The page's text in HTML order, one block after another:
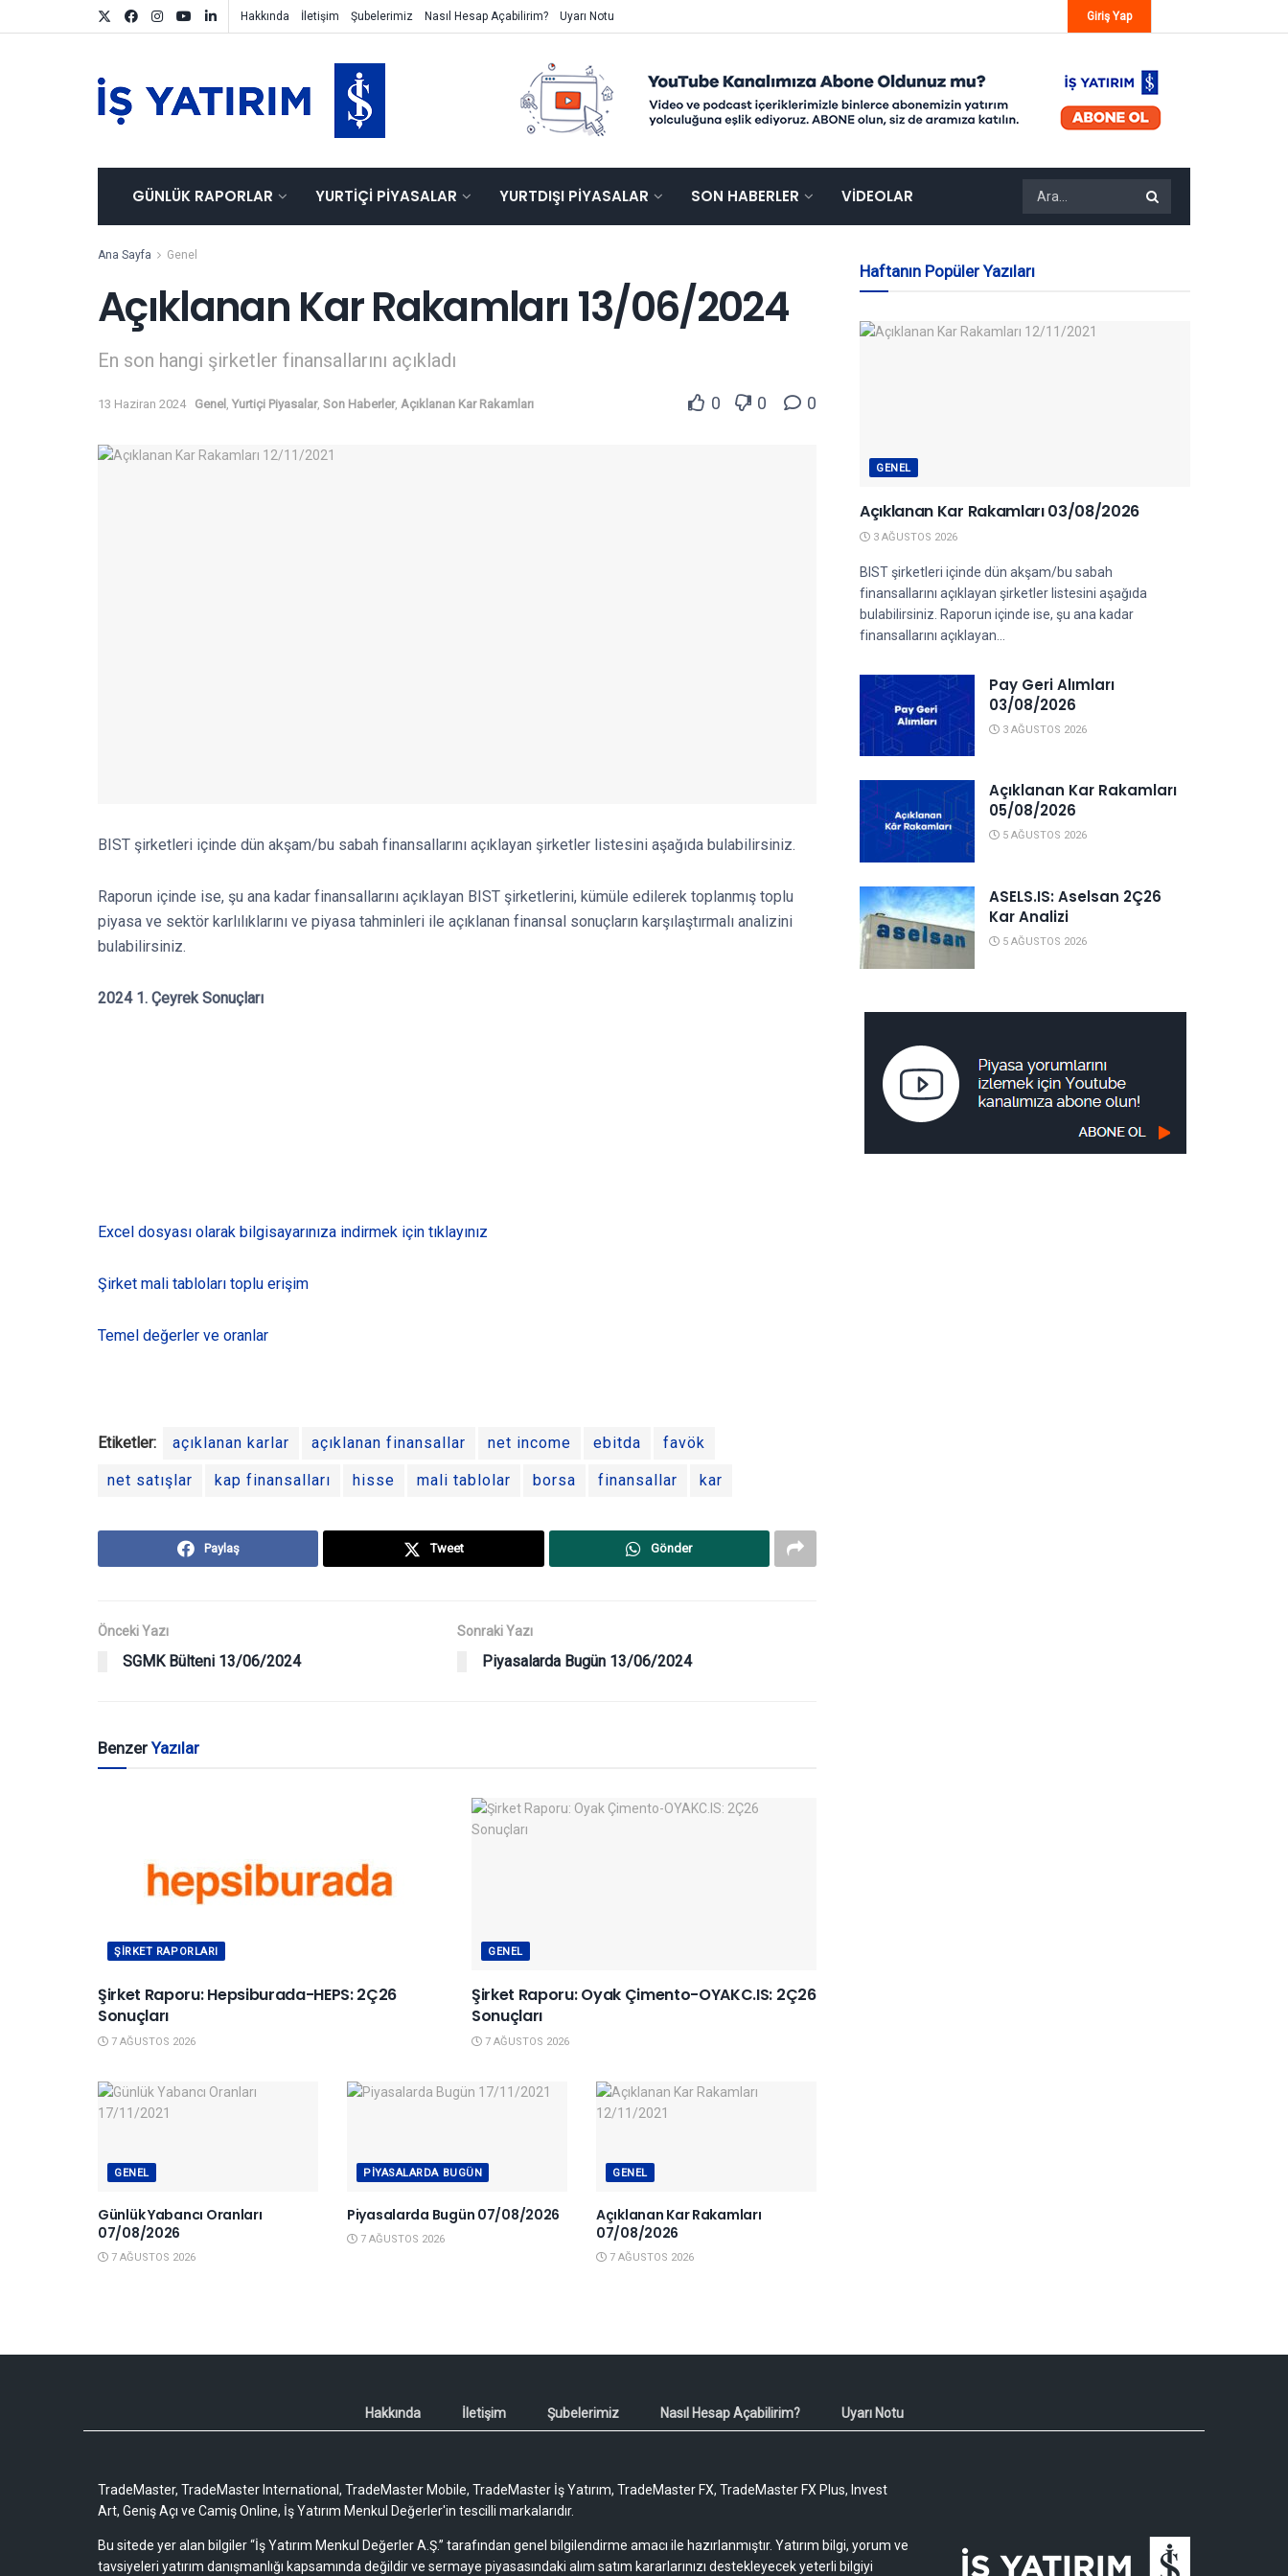
Hakkında İletişim Şubelerimiz Nasıl Hesap Açabilirim? Uyarı Notu Giriş Yap
GÜNLÜK RAPORLAR YURTIÇI PIYASALAR YURTDIŞI PIYASALAR SON HABERLER VIDEOLAR
Ana Sayfa Genel
Açıklanan Kar Rakamları 13/06/2024
En son hangi şirketler finansallarını açıkladı
13 Haziran 2024 Genel Yurtiçi Piyasalar, Son Haberler, Açıklanan Kar Rakamları 0 0 0
BIST şirketleri içinde dün akşam/bu sabah finansallarını açıklayan şirketler listesini aşağıda bulabilirsiniz.
Raporun içinde ise, şu ana kadar finansallarını açıklayan BIST şirketlerini, kümüle edilerek toplanmış toplu
piyasa ve sektör karlılıklarını ve piyasa tahminleri ile açıklanan finansal sonuçların karşılaştırmalı analizini
bulabilirsiniz.
2024 1. Çeyrek Sonuçları
Excel dosyası olarak bilgisayarınıza indirmek için tıklayınız
Şirket mali tabloları toplu erişim
Temel değerler ve oranlar
Etiketler: açıklanan karlar açıklanan finansallar net income ebitda favök
net satışlar kap finansalları hisse mali tablolar borsa finansallar kar
Paylaş Tweet Gönder
Önceki Yazı
SGMK Bülteni 13/06/2024
Sonraki Yazı
Piyasalarda Bugün 13/06/2024
BenzerYazılar
ŞIRKET RAPORLARI
Şirket Raporu: Hepsiburada-HEPS: 2Ç26
Sonuçları
7 AĞUSTOS 2026
GENEL
Şirket Raporu: Oyak Çimento-OYAKC.IS: 2Ç26
Sonuçları
7 AĞUSTOS 2026
GENEL
Günlük Yabancı Oranları
07/08/2026
7 AĞUSTOS 2026
PIYASALARDA BUGÜN
Piyasalarda Bugün 07/08/2026
7 AĞUSTOS 2026
GENEL
Açıklanan Kar Rakamları
07/08/2026
7 AĞUSTOS 2026
Haftanın Popüler Yazıları
GENEL
Açıklanan Kar Rakamları 03/08/2026
3 AĞUSTOS 2026
BIST şirketleri içinde dün akşam/bu sabah
finansallarını açıklayan şirketler listesini aşağıda
bulabilirsiniz. Raporun içinde ise, şu ana kadar
finansallarını açıklayan...
Pay Geri Alımları
03/08/2026
3 AĞUSTOS 2026
Açıklanan Kar Rakamları
05/08/2026
5 AĞUSTOS 2026
ASELS.IS: Aselsan 2Ç26
Kar Analizi
5 AĞUSTOS 2026
Hakkında İletişim Şubelerimiz Nasıl Hesap Açabilirim? Uyarı Notu
TradeMaster, TradeMaster International, TradeMaster Mobile, TradeMaster İş Yatırım, TradeMaster FX, TradeMaster FX Plus, Invest
Art, Geniş Açı ve Camiş Online, İş Yatırım Menkul Değerler'in tescilli markalarıdır.
Bu sitede yer alan bilgiler “İş Yatırım Menkul Değerler A.Ş.” tarafından genel bilgilendirme amacı ile hazırlanmıştır. Yatırım bilgi, yorum ve
tavsiyeleri yatırım danışmanlığı kapsamında değildir ve sermaye piyasasındaki alım satım kararlarınızı destekleyecek yeterli bilgiyi